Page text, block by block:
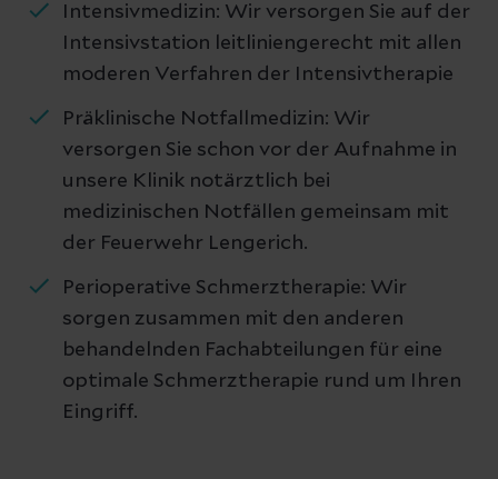
Intensivmedizin: Wir versorgen Sie auf der
Intensivstation leitliniengerecht mit allen
moderen Verfahren der Intensivtherapie
Präklinische Notfallmedizin: Wir
versorgen Sie schon vor der Aufnahme in
unsere Klinik notärztlich bei
medizinischen Notfällen gemeinsam mit
der Feuerwehr Lengerich.
Perioperative Schmerztherapie: Wir
sorgen zusammen mit den anderen
behandelnden Fachabteilungen für eine
optimale Schmerztherapie rund um Ihren
Eingriff.